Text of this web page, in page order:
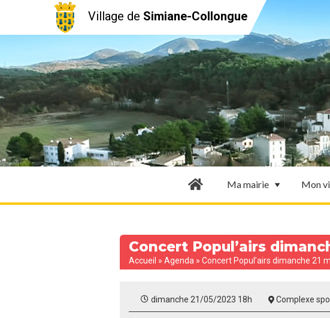
Village de Simiane-Collongue
Ma mairie Mon
Concert Popul’airs
Accueil » Agenda » Concert Popul’airs dimanche 21
dimanche 21/05/2023 18h Complexe